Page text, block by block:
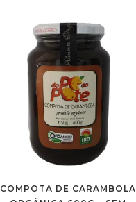
COMPOTA DE CARAMBOLA